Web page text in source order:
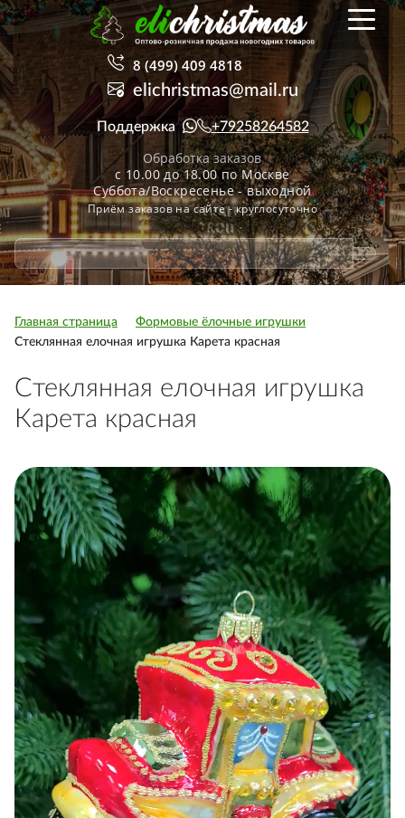
8 (499) 409 4818
elichristmas@mail.ru
Поддержка +79258264582
Обработка заказов
с 10.00 до 18.00 по Москве
Суббота/Воскресенье - выходной
Приём заказов на сайте - круглосуточно
Главная страница
Формовые ёлочные игрушки
Стеклянная елочная игрушка Карета красная
Стеклянная елочная игрушка
Карета красная